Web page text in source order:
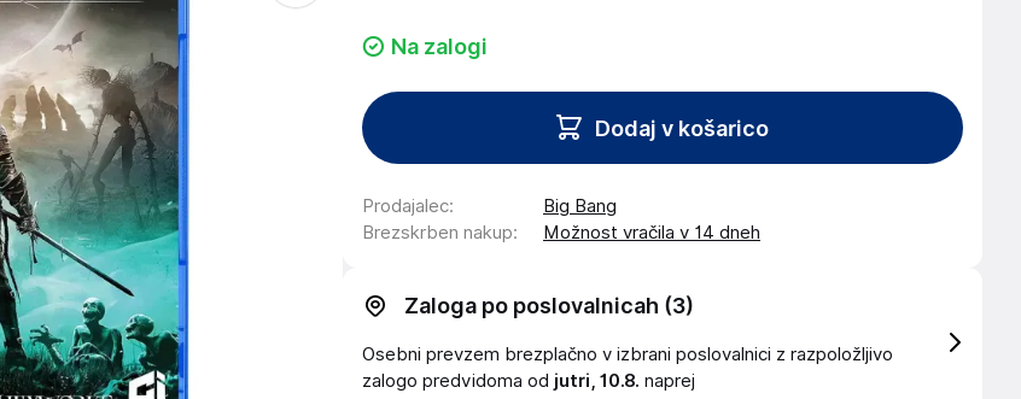
Na zalogi
Dodaj v košarico
Prodajalec:
Big Bang
Brezskrben nakup: Možnost vračila v 14 dneh
Zaloga po poslovalnicah (3)
Osebni prevzem brezplačno v izbrani poslovalnici z razpoložljivo
zalogo predvidoma od jutri, 10.8. naprej